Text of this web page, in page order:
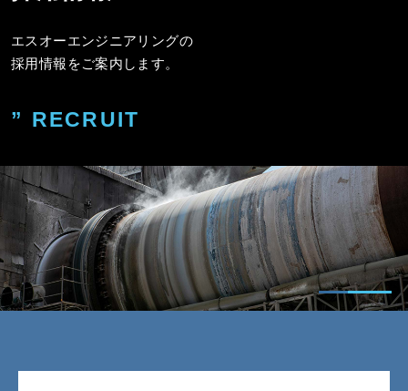
エスオーエンジニアリングの
採用情報をご案内します。
” RECRUIT